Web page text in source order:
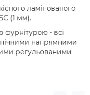
ламінованого
(1 мм).
фурнітурою - всі
напрямними
регульованими